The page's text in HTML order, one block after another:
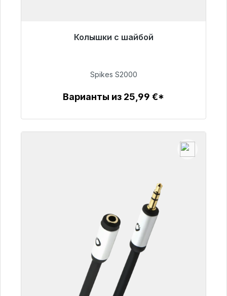
Колышки с шайбой
Готовы к немедленной отправке, срок
51,49 €
Spikes S2000
Варианты из 25,99 €*